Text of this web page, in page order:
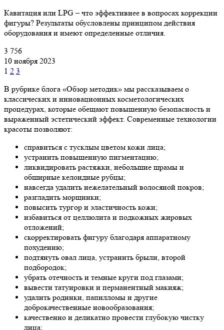
Кавитация или LPG – что эффективнее в вопросах коррекции
фигуры? Результаты обусловлены принципом действия
оборудования и имеют определенные отличия.
3 756
10 ноября 2023
1 2 3
В рубрике блога «Обзор методик» мы рассказываем о
классических и инновационных косметологических
процедурах, которые обещают повышенную безопасность и
выраженный эстетический эффект. Современные технологии
красоты позволяют:
справиться с тусклым цветом кожи лица;
устранить повышенную пигментацию;
ликвидировать растяжки, небольшие шрамы и
обширные келоидные рубцы;
навсегда удалить нежелательный волосяной покров;
разгладить морщинки;
повысить тургор и эластичность кожи;
избавиться от целлюлита и подкожных жировых
отложений;
скорректировать фигуру благодаря аппаратному
похудению;
подтянуть овал лица, устранить брыли, второй
подбородок;
убрать отечность и темные круги под глазами;
вывести татуировки и перманентный макияж;
удалить родинки, папилломы и другие
доброкачественные новообразования;
качественно и деликатно провести глубокую чистку
лица;